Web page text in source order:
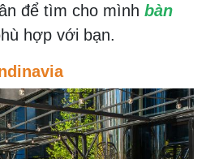
để tìm cho mình bàn
hợp với bạn.